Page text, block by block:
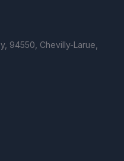
94550, Chevilly-Larue,